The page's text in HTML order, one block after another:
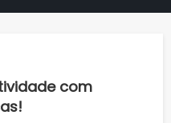
com